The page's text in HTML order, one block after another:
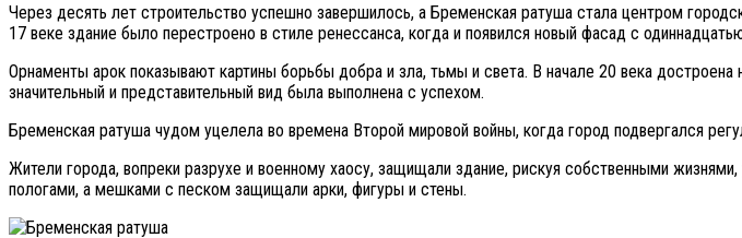
Через десять лет строительство успешно завершилось, а Бременская ратуша стала центром
17 веке здание было перестроено в стиле ренессанса, когда и появился новый фасад с
Орнаменты арок показывают картины борьбы добра и зла, тьмы и света. В начале 20 века
значительный и представительный вид была выполнена с успехом.
Бременская ратуша чудом уцелела во времена Второй мировой войны, когда город подвергался
Жители города, вопреки разрухе и военному хаосу, защищали здание, рискуя собственными
пологами, а мешками с песком защищали арки, фигуры и стены.